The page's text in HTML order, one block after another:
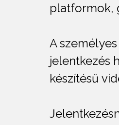
platformok,
A
jelentkezés
készítésű